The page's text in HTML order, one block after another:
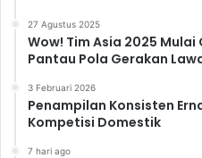
27 Agustus 2025
Wow! Tim Asia 2025
Pantau Pola Gerakan
3 Februari 2026
Penampilan Konsisten
Kompetisi Domestik
7 hari ago